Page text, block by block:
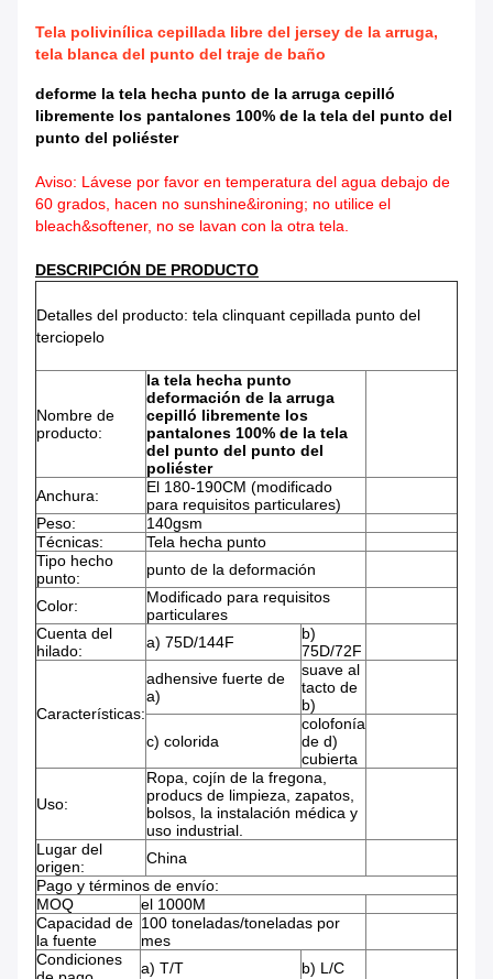
Tela polivinílica cepillada libre del jersey de la arruga,
tela blanca del punto del traje de baño
deforme la tela hecha punto de la arruga cepilló
libremente los pantalones 100% de la tela del punto del
punto del poliéster
Aviso: Lávese por favor en temperatura del agua debajo de
60 grados, hacen no sunshine&ironing; no utilice el
bleach&softener, no se lavan con la otra tela.
DESCRIPCIÓN DE PRODUCTO
Detalles del producto: tela clinquant cepillada punto del
terciopelo
Nombre de
producto:
la tela hecha punto
deformación de la arruga
cepilló libremente los
pantalones 100% de la tela
del punto del punto del
poliéster
Anchura:
El 180-190CM (modificado
para requisitos particulares)
Peso:
140gsm
Técnicas:
Tela hecha punto
Tipo hecho
punto:
punto de la deformación
Color:
Modificado para requisitos
particulares
Cuenta del
hilado:
a) 75D/144F
b)
75D/72F
Características:
adhensive fuerte de
a)
suave al
tacto de
b)
c) colorida
colofonía
de d)
cubierta
Uso:
Ropa, cojín de la fregona,
producs de limpieza, zapatos,
bolsos, la instalación médica y
uso industrial.
Lugar del
origen:
China
Pago y términos de envío:
MOQ
el 1000M
Capacidad de
la fuente
100 toneladas/toneladas por
mes
Condiciones
a) T/T b) L/C